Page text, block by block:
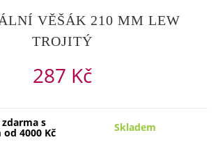
VĚŠÁK 210 MM LEW
TROJITÝ
287 Kč
s
4000 Kč Skladem